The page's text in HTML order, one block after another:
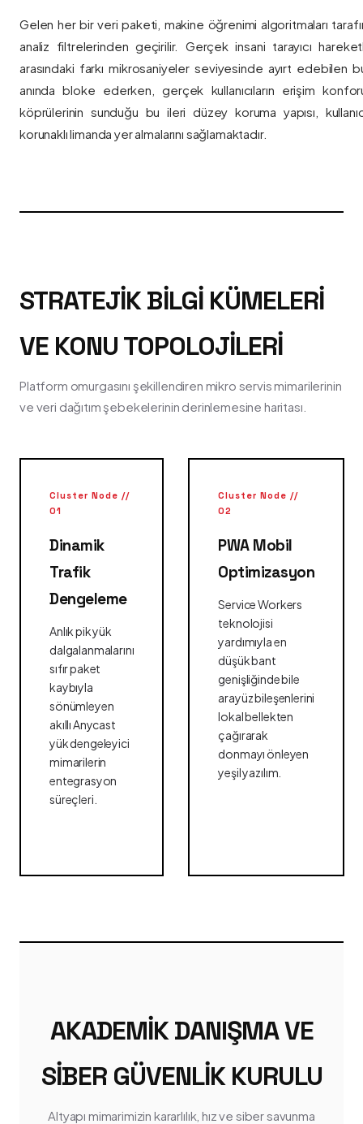
Gelen her bir veri paketi, makine öğrenimi algoritmaları
analiz filtrelerinden geçirilir. Gerçek insani tarayıcı
arasındaki farkı mikrosaniyeler seviyesinde ayırt edebilen
anında bloke ederken, gerçek kullanıcıların erişim
köprülerinin sunduğu bu ileri düzey koruma yapısı,
korunaklı limanda yer almalarını sağlamaktadır.
STRATEJIK BILGI KÜMELERI
VE KONU TOPOLOJILERI
Platform omurgasını şekillendiren mikro servis mimarilerinin
ve veri dağıtım şebekelerinin derinlemesine haritası.
Cluster Node //
01
Dinamik
Trafik
Dengeleme
Anlık pik yük
dalgalanmalarını
sıfır paket
kaybıyla
sönümleyen
akıllı Anycast
yük dengeleyici
mimarilerin
entegrasyon
süreçleri.
Cluster Node //
02
PWA Mobil
Optimizasyon
Service Workers
teknolojisi
yardımıyla en
düşük bant
genişliğinde bile
arayüz bileşenlerini
lokal bellekten
çağırarak
donmayı önleyen
yeşil yazılım.
AKADEMIK DANIŞMA VE
SIBER GÜVENLIK KURULU
Altyapı mimarimizin kararlılık, hız ve siber savunma